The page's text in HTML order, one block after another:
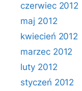
czerwiec 2012
maj 2012
kwiecień 2012
marzec 2012
luty 2012
styczeń 2012